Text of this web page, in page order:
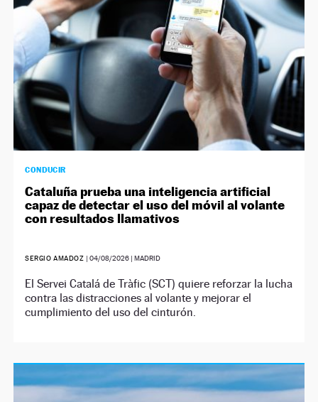
CONDUCIR
Cataluña prueba una inteligencia artificial
capaz de detectar el uso del móvil al volante
con resultados llamativos
SERGIO AMADOZ |04/08/2026 | MADRID
El Servei Catalá de Tràfic (SCT) quiere reforzar la lucha
contra las distracciones al volante y mejorar el
cumplimiento del uso del cinturón.